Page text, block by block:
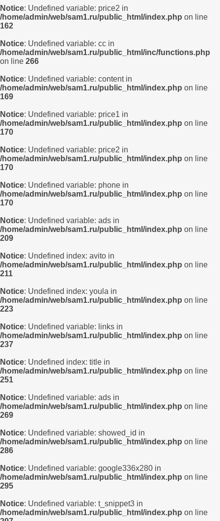
Notice: Undefined variable: price2 in
/home/admin/web/sam1.ru/public_html/index.php on line
162
Notice: Undefined variable: cc in
/home/admin/web/sam1.ru/public_html/inc/functions.php
on line 266
Notice: Undefined variable: content in
/home/admin/web/sam1.ru/public_html/index.php on line
169
Notice: Undefined variable: price1 in
/home/admin/web/sam1.ru/public_html/index.php on line
170
Notice: Undefined variable: price2 in
/home/admin/web/sam1.ru/public_html/index.php on line
170
Notice: Undefined variable: phone in
/home/admin/web/sam1.ru/public_html/index.php on line
170
Notice: Undefined variable: ads in
/home/admin/web/sam1.ru/public_html/index.php on line
209
Notice: Undefined index: avito in
/home/admin/web/sam1.ru/public_html/index.php on line
211
Notice: Undefined index: youla in
/home/admin/web/sam1.ru/public_html/index.php on line
223
Notice: Undefined variable: links in
/home/admin/web/sam1.ru/public_html/index.php on line
237
Notice: Undefined index: title in
/home/admin/web/sam1.ru/public_html/index.php on line
251
Notice: Undefined variable: ads in
/home/admin/web/sam1.ru/public_html/index.php on line
269
Notice: Undefined variable: showed_id in
/home/admin/web/sam1.ru/public_html/index.php on line
286
Notice: Undefined variable: google336x280 in
/home/admin/web/sam1.ru/public_html/index.php on line
295
Notice: Undefined variable: t_snippet3 in
/home/admin/web/sam1.ru/public_html/index.php on line